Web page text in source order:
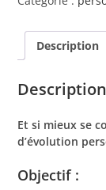
Description
Description
Et si mieux se
d’évolution
Objectif :